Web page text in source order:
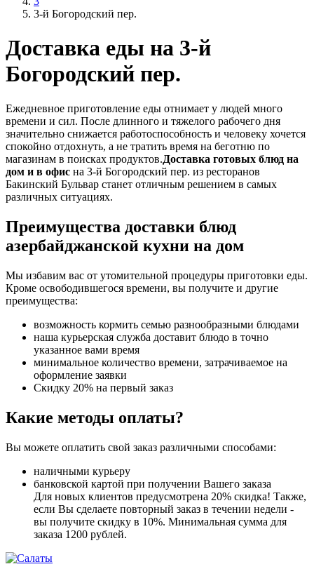
3-й Богородский пер.
Доставка еды на 3-й
Богородский пер.
Ежедневное приготовление еды отнимает у людей много
времени и сил. После длинного и тяжелого рабочего дня
значительно снижается работоспособность и человеку хочется
спокойно отдохнуть, а не тратить время на беготню по
магазинам в поисках продуктов.Доставка готовых блюд на
дом и в офис на 3-й Богородский пер. из ресторанов
Бакинский Бульвар станет отличным решением в самых
различных ситуациях.
Преимущества доставки блюд
азербайджанской кухни на дом
Мы избавим вас от утомительной процедуры приготовки еды.
Кроме освободившегося времени, вы получите и другие
преимущества:
возможность кормить семью разнообразными блюдами
наша курьерская служба доставит блюдо в точно
указанное вами время
минимальное количество времени, затрачиваемое на
оформление заявки
Скидку 20% на первый заказ
Какие методы оплаты?
Вы можете оплатить свой заказ различными способами:
наличными курьеру
банковской картой при получении Вашего заказа
Для новых клиентов предусмотрена 20% скидка! Также,
если Вы сделаете повторный заказ в течении недели -
вы получите скидку в 10%. Минимальная сумма для
заказа 1200 рублей.